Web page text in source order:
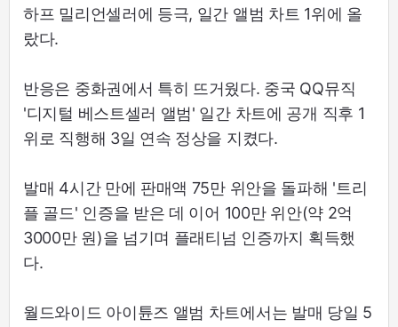
하프 밀리언셀러에 등극, 일간 앨범 차트 1위에 올
랐다.
반응은 중화권에서 특히 뜨거웠다. 중국 QQ뮤직
'디지털 베스트셀러 앨범' 일간 차트에 공개 직후 1
위로 직행해 3일 연속 정상을 지켰다.
발매 4시간 만에 판매액 75만 위안을 돌파해 '트리
플 골드' 인증을 받은 데 이어 100만 위안(약 2억
3000만 원)을 넘기며 플래티넘 인증까지 획득했
다.
월드와이드 아이튠즈 앨범 차트에서는 발매 당일 5